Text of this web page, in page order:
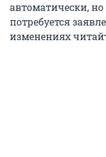
автоматически,
потребуется
изменениях